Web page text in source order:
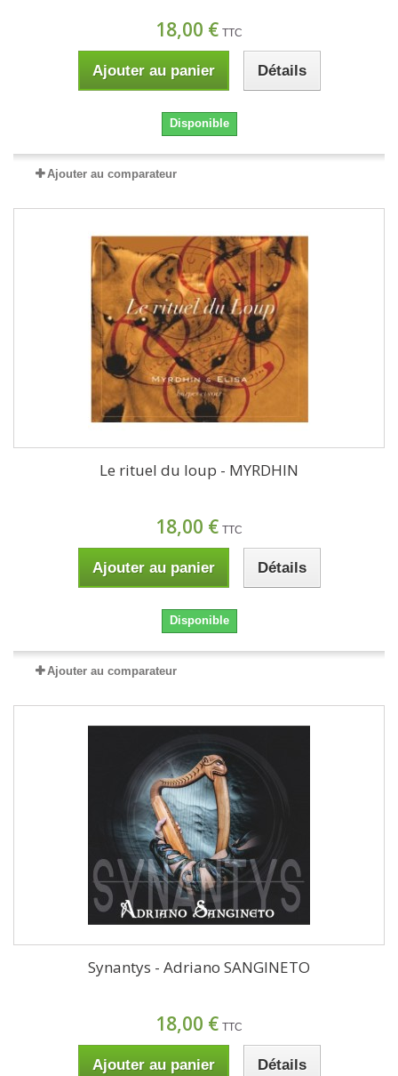
18,00 € TTC
Ajouter au panier Détails
Disponible
Ajouter au comparateur
Le rituel du loup - MYRDHIN
18,00 € TTC
Ajouter au panier Détails
Disponible
Ajouter au comparateur
Synantys - Adriano SANGINETO
18,00 € TTC
Ajouter au panier Détails